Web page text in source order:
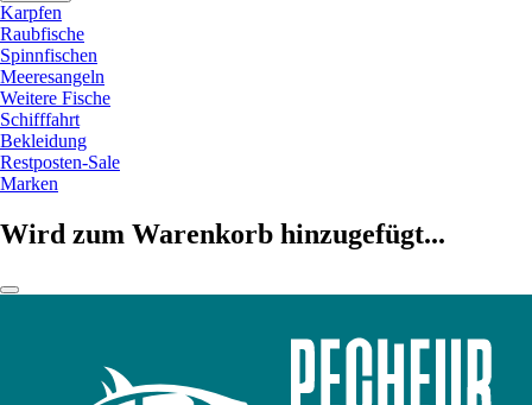
Karpfen
Raubfische
Spinnfischen
Meeresangeln
Weitere Fische
Schifffahrt
Bekleidung
Restposten-Sale
Marken
Wird zum Warenkorb hinzugefügt...